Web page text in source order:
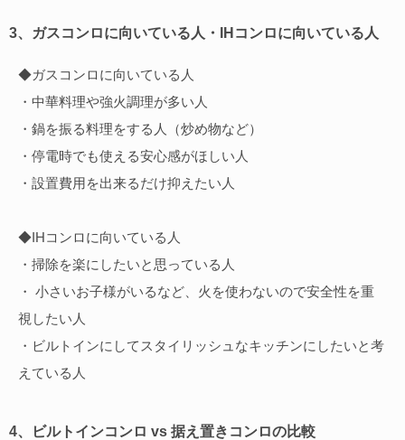
3、ガスコンロに向いている人・IHコンロに向いている人
◆ガスコンロに向いている人
・中華料理や強火調理が多い人
・鍋を振る料理をする人（炒め物など）
・停電時でも使える安心感がほしい人
・設置費用を出来るだけ抑えたい人
◆IHコンロに向いている人
・掃除を楽にしたいと思っている人
・ 小さいお子様がいるなど、火を使わないので安全性を重
視したい人
・ビルトインにしてスタイリッシュなキッチンにしたいと考
えている人
4、ビルトインコンロ vs 据え置きコンロの比較